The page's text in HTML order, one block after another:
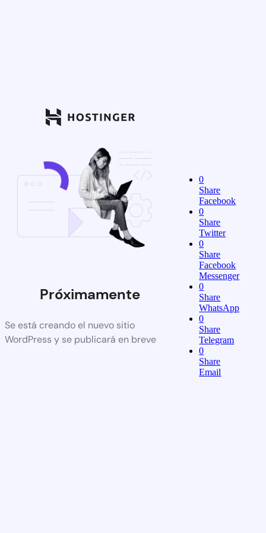
Próximamente
Se está creando el nuevo sitio
WordPress y se publicará en breve
0
Share
Facebook
0
Share
Twitter
0
Share
Facebook
Messenger
0
Share
WhatsApp
0
Share
Telegram
0
Share
Email